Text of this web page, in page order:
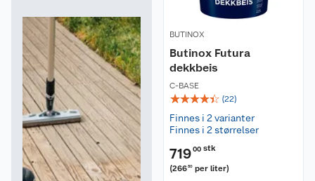
BUTINOX
Butinox Futura
dekkbeis
C-BASE
☆☆☆☆☆ (22)
Finnes i 2 varianter
Finnes i 2 størrelser
71900 stk
(26630 per liter)